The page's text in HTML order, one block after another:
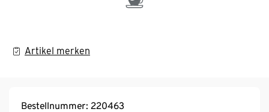
Artikel merken
Bestellnummer: 220463